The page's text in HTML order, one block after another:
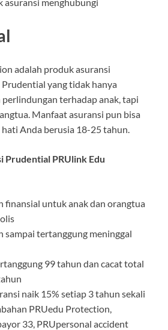
adalah produk asuransi
yang tidak hanya
terhadap anak, tapi
Manfaat asuransi pun bisa
Anda berusia 18-25 tahun.
Prudential PRUlink Edu
finansial untuk anak dan orangtua
sampai tertanggung meninggal
99 tahun dan cacat total
naik 15% setiap 3 tahun sekali
PRUedu Protection,
33, PRUpersonal accident